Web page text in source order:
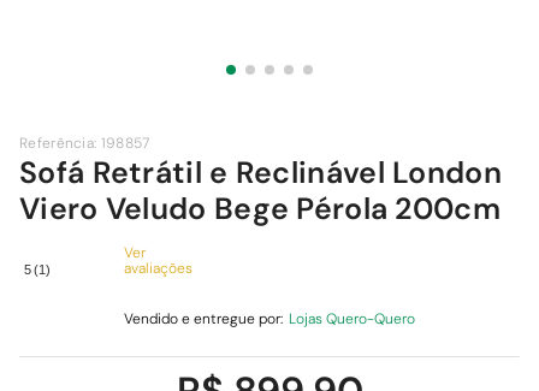
Referência: 198857
Sofá Retrátil e Reclinável London
Viero Veludo Bege Pérola 200cm
5(1)
Ver
avaliações
Vendido e entregue por: Lojas Quero-Quero